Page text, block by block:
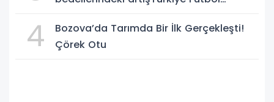
4
Bozova’da Tarımda Bir İlk Gerçekleşti!
Çörek Otu